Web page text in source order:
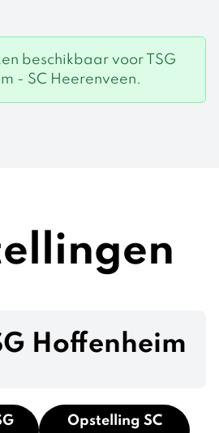
beschikbaar voor TSG
- SC Heerenveen.
Hoffenheim
Opstelling SC